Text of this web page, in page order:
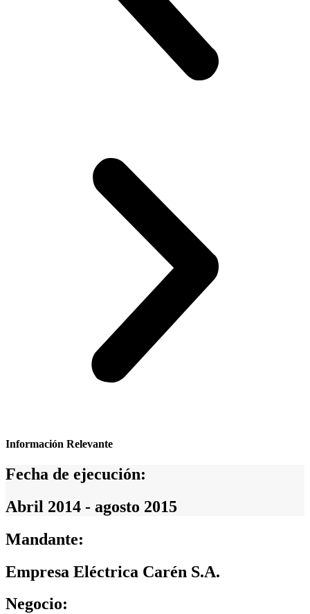
Información Relevante
Fecha de ejecución:
Abril 2014 - agosto 2015
Mandante:
Empresa Eléctrica Carén S.A.
Negocio: